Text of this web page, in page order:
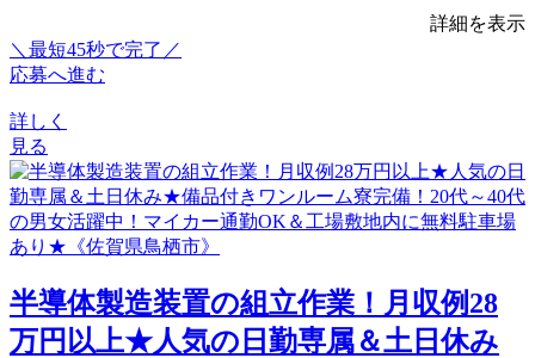
詳細を表示
＼最短45秒で完了／
応募へ進む
詳しく
見る
半導体製造装置の組立作業！月収例28
万円以上★人気の日勤専属＆土日休み